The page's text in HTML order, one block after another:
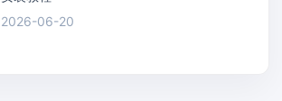
2026-06-20